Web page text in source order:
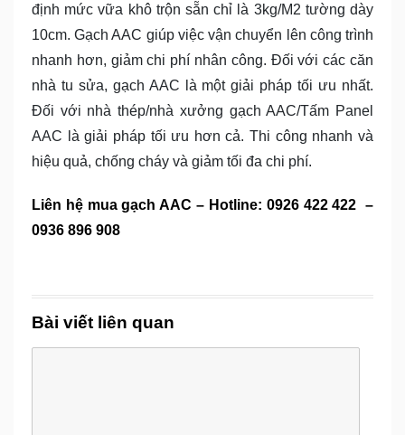
định mức vữa khô trộn sẵn chỉ là 3kg/M2 tường dày
10cm. Gạch AAC giúp việc vận chuyển lên công trình
nhanh hơn, giảm chi phí nhân công. Đối với các căn
nhà tu sửa, gạch AAC là một giải pháp tối ưu nhất.
Đối với nhà thép/nhà xưởng gạch AAC/Tấm Panel
AAC là giải pháp tối ưu hơn cả. Thi công nhanh và
hiệu quả, chống cháy và giảm tối đa chi phí.
Liên hệ mua gạch AAC – Hotline: 0926 422 422 –
0936 896 908
Bài viết liên quan